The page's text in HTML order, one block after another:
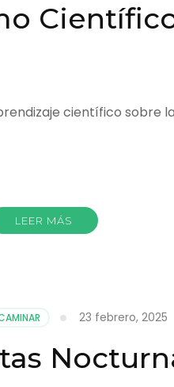
científico sobre
LEER MÁS
23 febrero, 2025